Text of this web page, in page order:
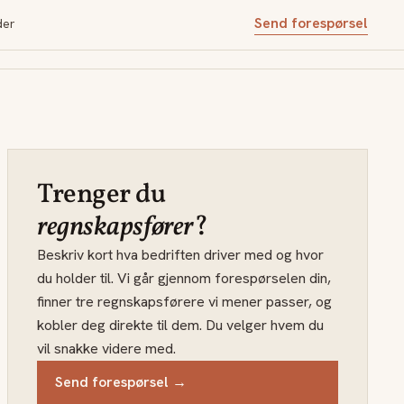
Send forespørsel
Trenger du
regnskapsfører?
Beskriv kort hva bedriften driver med og hvor
du holder til. Vi går gjennom forespørselen din,
finner tre regnskapsførere vi mener passer, og
kobler deg direkte til dem. Du velger hvem du
vil snakke videre med.
Send forespørsel →